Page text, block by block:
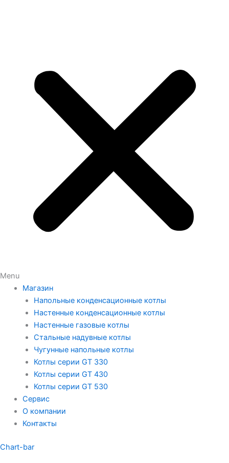
Menu
Магазин
Напольные конденсационные котлы
Настенные конденсационные котлы
Настенные газовые котлы
Стальные надувные котлы
Чугунные напольные котлы
Котлы серии GT 330
Котлы серии GT 430
Котлы серии GT 530
Сервис
О компании
Контакты
Chart-bar